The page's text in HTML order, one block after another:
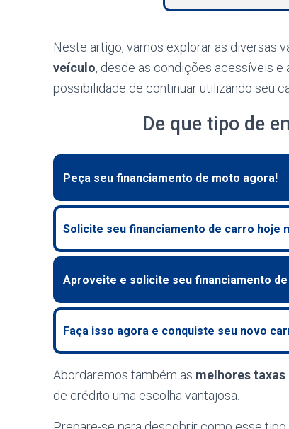
Neste artigo, vamos explorar as diversas
veículo, desde as condições acessíveis e
possibilidade de continuar utilizando seu
De que tipo de
Peça seu financiamento de moto agora!
Solicite seu financiamento de carro hoje
Aproveite e solicite seu financiamento
Faça isso agora e conquiste seu novo
Abordaremos também as melhores
de crédito uma escolha vantajosa.